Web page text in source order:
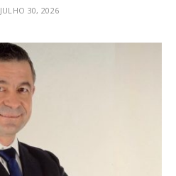
JULHO 30, 2026